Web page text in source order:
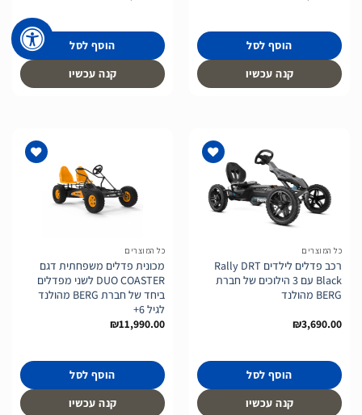
הוסף לסל
קנה עכשיו
הוסף לסל
קנה עכשיו
הוסף
לרשימת
כל המוצרים
רכב פדלים לילדים Rally DRT
Black עם 3 הילוכים של חברת
BERG מהולנד
₪3,690.00
הוסף לסל
קנה עכשיו
כל המוצרים
מכונית פדלים משפחתית דגם
DUO COASTER לשני מפדלים
ביחד של חברת BERG מהולנד
לגיל 6+
₪11,990.00
הוסף לסל
קנה עכשיו